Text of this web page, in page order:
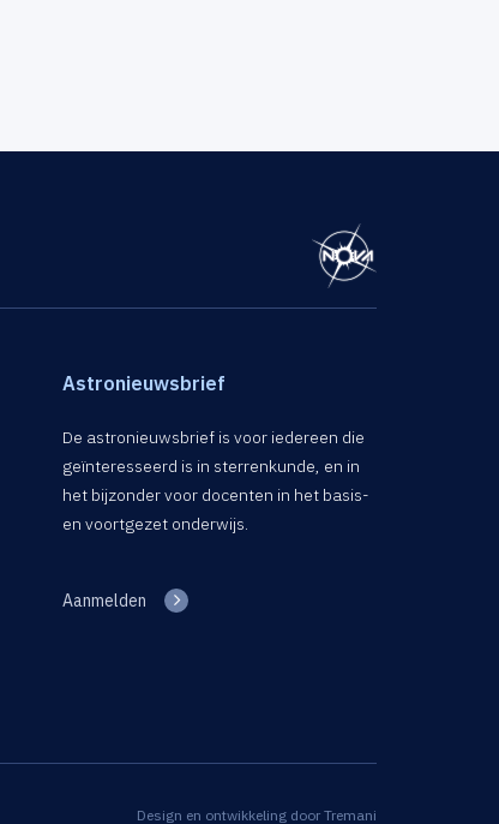
Astronieuwsbrief
De astronieuwsbrief is voor iedereen die
geïnteresseerd is in sterrenkunde, en in
het bijzonder voor docenten in het basis-
en voortgezet onderwijs.
Aanmelden
Design en ontwikkeling door Tremani